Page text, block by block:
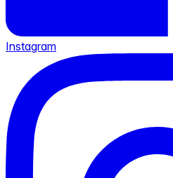
Instagram